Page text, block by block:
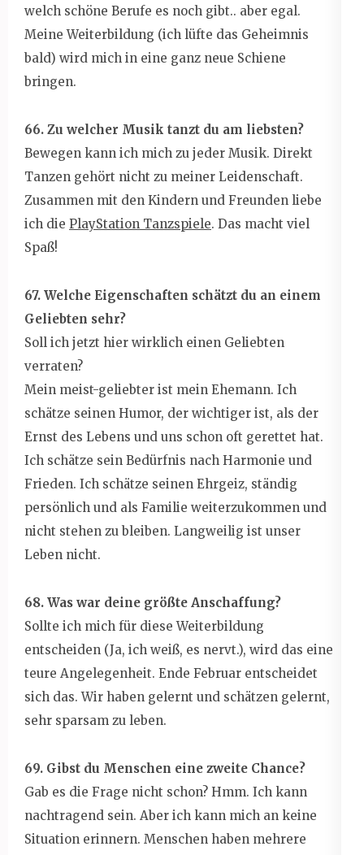
welch schöne Berufe es noch gibt.. aber egal.
Meine Weiterbildung (ich lüfte das Geheimnis
bald) wird mich in eine ganz neue Schiene
bringen.
66. Zu welcher Musik tanzt du am liebsten?
Bewegen kann ich mich zu jeder Musik. Direkt
Tanzen gehört nicht zu meiner Leidenschaft.
Zusammen mit den Kindern und Freunden liebe
ich die PlayStation Tanzspiele. Das macht viel
Spaß!
67. Welche Eigenschaften schätzt du an einem
Geliebten sehr?
Soll ich jetzt hier wirklich einen Geliebten
verraten?
Mein meist-geliebter ist mein Ehemann. Ich
schätze seinen Humor, der wichtiger ist, als der
Ernst des Lebens und uns schon oft gerettet hat.
Ich schätze sein Bedürfnis nach Harmonie und
Frieden. Ich schätze seinen Ehrgeiz, ständig
persönlich und als Familie weiterzukommen und
nicht stehen zu bleiben. Langweilig ist unser
Leben nicht.
68. Was war deine größte Anschaffung?
Sollte ich mich für diese Weiterbildung
entscheiden (Ja, ich weiß, es nervt.), wird das eine
teure Angelegenheit. Ende Februar entscheidet
sich das. Wir haben gelernt und schätzen gelernt,
sehr sparsam zu leben.
69. Gibst du Menschen eine zweite Chance?
Gab es die Frage nicht schon? Hmm. Ich kann
nachtragend sein. Aber ich kann mich an keine
Situation erinnern. Menschen haben mehrere